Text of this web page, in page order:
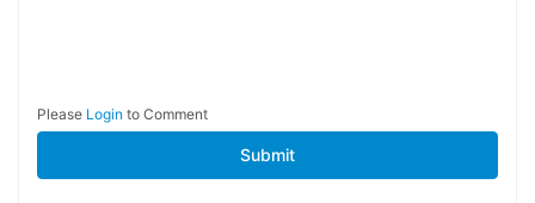
Please Login to Comment
Submit